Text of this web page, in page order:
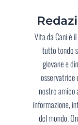
Vita da Cani è
tutto tondo
giovane e
osservatrice
nostro amico
informazione,
del mondo.